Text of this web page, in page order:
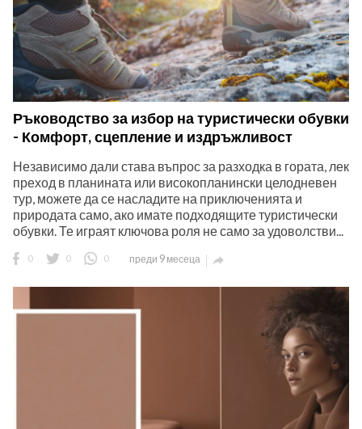
Ръководство за избор на туристически обувки
- Комфорт, сцепление и издръжливост
Независимо дали става въпрос за разходка в гората, лек
преход в планината или високопланински целодневен
тур, можете да се насладите на приключенията и
природата само, ако имате подходящите туристически
обувки. Те играят ключова роля не само за удоволстви...
0 0 0 преди 9 месеца 